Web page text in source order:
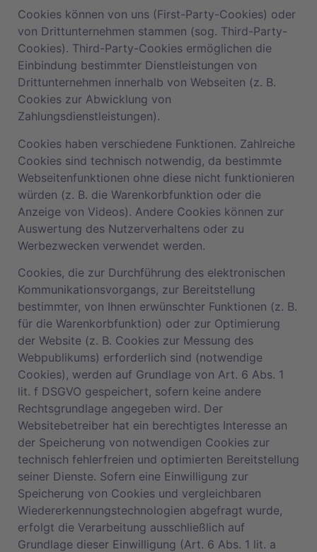
Cookies können von uns (First-Party-Cookies) oder
von Drittunternehmen stammen (sog. Third-Party-
Cookies). Third-Party-Cookies ermöglichen die
Einbindung bestimmter Dienstleistungen von
Drittunternehmen innerhalb von Webseiten (z. B.
Cookies zur Abwicklung von
Zahlungsdienstleistungen).
Cookies haben verschiedene Funktionen. Zahlreiche
Cookies sind technisch notwendig, da bestimmte
Webseitenfunktionen ohne diese nicht funktionieren
würden (z. B. die Warenkorbfunktion oder die
Anzeige von Videos). Andere Cookies können zur
Auswertung des Nutzerverhaltens oder zu
Werbezwecken verwendet werden.
Cookies, die zur Durchführung des elektronischen
Kommunikationsvorgangs, zur Bereitstellung
bestimmter, von Ihnen erwünschter Funktionen (z. B.
für die Warenkorbfunktion) oder zur Optimierung
der Website (z. B. Cookies zur Messung des
Webpublikums) erforderlich sind (notwendige
Cookies), werden auf Grundlage von Art. 6 Abs. 1
lit. f DSGVO gespeichert, sofern keine andere
Rechtsgrundlage angegeben wird. Der
Websitebetreiber hat ein berechtigtes Interesse an
der Speicherung von notwendigen Cookies zur
technisch fehlerfreien und optimierten Bereitstellung
seiner Dienste. Sofern eine Einwilligung zur
Speicherung von Cookies und vergleichbaren
Wiedererkennungstechnologien abgefragt wurde,
erfolgt die Verarbeitung ausschließlich auf
Grundlage dieser Einwilligung (Art. 6 Abs. 1 lit. a